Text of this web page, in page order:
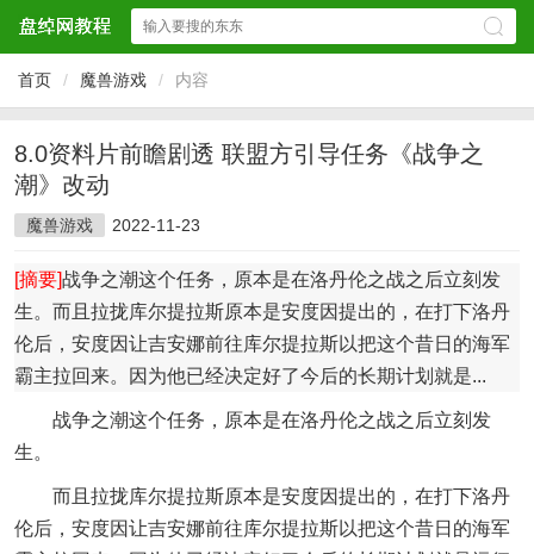
首页 / 魔兽游戏 / 内容
8.0资料片前瞻剧透 联盟方引导任务《战争之
潮》改动
魔兽游戏 2022-11-23
[摘要]战争之潮这个任务，原本是在洛丹伦之战之后立刻发
生。而且拉拢库尔提拉斯原本是安度因提出的，在打下洛丹
伦后，安度因让吉安娜前往库尔提拉斯以把这个昔日的海军
霸主拉回来。因为他已经决定好了今后的长期计划就是...
战争之潮这个任务，原本是在洛丹伦之战之后立刻发
生。
而且拉拢库尔提拉斯原本是安度因提出的，在打下洛丹
伦后，安度因让吉安娜前往库尔提拉斯以把这个昔日的海军